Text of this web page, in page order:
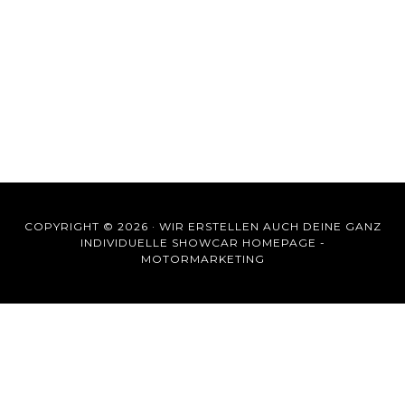
COPYRIGHT © 2026 · WIR ERSTELLEN AUCH DEINE GANZ
INDIVIDUELLE SHOWCAR HOMEPAGE -
MOTORMARKETING